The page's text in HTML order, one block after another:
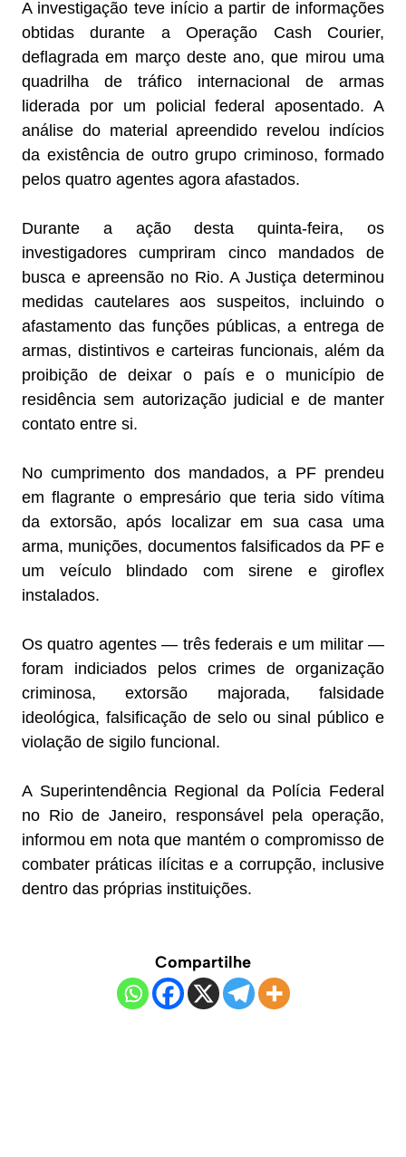
A investigação teve início a partir de informações
obtidas durante a Operação Cash Courier,
deflagrada em março deste ano, que mirou uma
quadrilha de tráfico internacional de armas
liderada por um policial federal aposentado. A
análise do material apreendido revelou indícios
da existência de outro grupo criminoso, formado
pelos quatro agentes agora afastados.
Durante a ação desta quinta-feira, os
investigadores cumpriram cinco mandados de
busca e apreensão no Rio. A Justiça determinou
medidas cautelares aos suspeitos, incluindo o
afastamento das funções públicas, a entrega de
armas, distintivos e carteiras funcionais, além da
proibição de deixar o país e o município de
residência sem autorização judicial e de manter
contato entre si.
No cumprimento dos mandados, a PF prendeu
em flagrante o empresário que teria sido vítima
da extorsão, após localizar em sua casa uma
arma, munições, documentos falsificados da PF e
um veículo blindado com sirene e giroflex
instalados.
Os quatro agentes — três federais e um militar —
foram indiciados pelos crimes de organização
criminosa, extorsão majorada, falsidade
ideológica, falsificação de selo ou sinal público e
violação de sigilo funcional.
A Superintendência Regional da Polícia Federal
no Rio de Janeiro, responsável pela operação,
informou em nota que mantém o compromisso de
combater práticas ilícitas e a corrupção, inclusive
dentro das próprias instituições.
Compartilhe